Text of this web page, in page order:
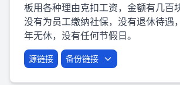
板用各种理由克扣工资，金额有几百
没有为员工缴纳社保，没有退休待遇
年无休，没有任何节假日。
源链接 备份链接